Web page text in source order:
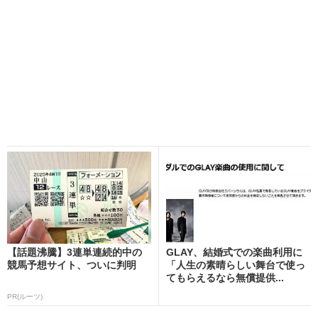
【話題沸騰】3連単連続的中の
競馬予想サイト、ついに判明
PR(ルーツ)
GLAY、結婚式での楽曲利用に
「人生の素晴らしい舞台で使っ
てもらえるなら無償提供...